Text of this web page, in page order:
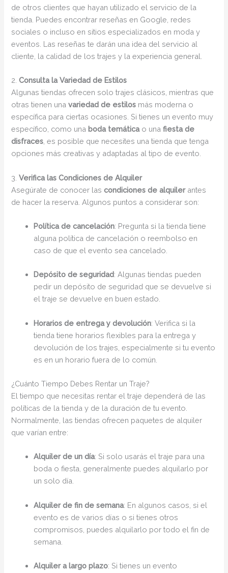
de otros clientes que hayan utilizado el servicio de la
tienda. Puedes encontrar reseñas en Google, redes
sociales o incluso en sitios especializados en moda y
eventos. Las reseñas te darán una idea del servicio al
cliente, la calidad de los trajes y la experiencia general.
2.Consulta la Variedad de Estilos
Algunas tiendas ofrecen solo trajes clásicos, mientras que
otras tienen unavariedad de estilos más moderna o
específica para ciertas ocasiones. Si tienes un evento muy
específico, como una boda temáticao unafiesta de
disfraces , es posible que necesites una tienda que tenga
opciones más creativas y adaptadas al tipo de evento.
3.Verifica las Condiciones de Alquiler
Asegúrate de conocer lascondiciones de alquilerantes
de hacer la reserva. Algunos puntos a considerar son:
Política de cancelación: Pregunta si la tienda tiene
alguna política de cancelación o reembolso en
caso de que el evento sea cancelado.
Depósito de seguridad: Algunas tiendas pueden
pedir un depósito de seguridad que se devuelve si
el traje se devuelve en buen estado.
Horarios de entrega y devolución: Verifica si la
tienda tiene horarios flexibles para la entrega y
devolución de los trajes, especialmente si tu evento
es en un horario fuera de lo común.
¿Cuánto Tiempo Debes Rentar un Traje?
El tiempo que necesitas rentar el traje dependerá de las
políticas de la tienda y de la duración de tu evento.
Normalmente, las tiendas ofrecen paquetes de alquiler
que varían entre:
Alquiler de un día: Si solo usarás el traje para una
boda o fiesta, generalmente puedes alquilarlo por
un solo día.
Alquiler de fin de semana: En algunos casos, si el
evento es de varios días o si tienes otros
compromisos, puedes alquilarlo por todo el fin de
semana.
Alquiler a largo plazo: Si tienes un evento